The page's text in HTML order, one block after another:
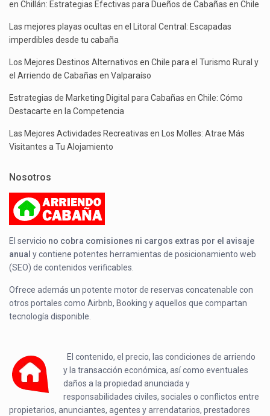
en Chillán: Estrategias Efectivas para Dueños de Cabañas en Chile
Las mejores playas ocultas en el Litoral Central: Escapadas
imperdibles desde tu cabaña
Los Mejores Destinos Alternativos en Chile para el Turismo Rural y
el Arriendo de Cabañas en Valparaíso
Estrategias de Marketing Digital para Cabañas en Chile: Cómo
Destacarte en la Competencia
Las Mejores Actividades Recreativas en Los Molles: Atrae Más
Visitantes a Tu Alojamiento
Nosotros
El servicio no cobra comisiones ni cargos extras por el avisaje
anual y contiene potentes herramientas de posicionamiento web
(SEO) de contenidos verificables.
Ofrece además un potente motor de reservas concatenable con
otros portales como Airbnb, Booking y aquellos que compartan
tecnología disponible.
El contenido, el precio, las condiciones de arriendo
y la transacción económica, así como eventuales
daños a la propiedad anunciada y
responsabilidades civiles, sociales o conflictos entre
propietarios, anunciantes, agentes y arrendatarios, prestadores